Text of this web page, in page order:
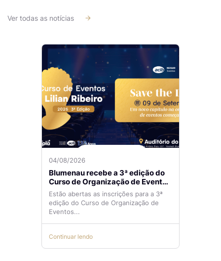
Ver todas as notícias
04/08/2026
Blumenau recebe a 3ª edição do
Curso de Organização de Eventos
Lilian Ribeiro
Estão abertas as inscrições para a 3ª
edição do Curso de Organização de
Eventos...
Continuar lendo